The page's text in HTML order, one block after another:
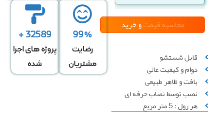
قابل شستشو
دوام و کیفیت عالی
بافت و ظاهر طبیعی
نصب توسط نصاب حرفه ای
هر رول : 5 متر مربع
محاسبه قیمتو خرید
محاسبه بر
تعداد
رول
محاسبه بر
اساس متراژ
دیوار
محاسبه بر
اساس متراژ
منزل
99%
رضایت
مشتریان
32589 +
پروژه های اجرا